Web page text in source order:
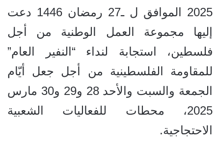
2025 الموافق ل ـ27 رمضان 1446 دعت
إليها مجموعة العمل الوطنية من أجل
فلسطين، استجابة لنداء “النفير العام”
للمقاومة الفلسطينية من أجل جعل أيّام
الجمعة والسبت والأحد 28 و29 و30 مارس
2025، محطات للفعاليات الشعبية
الاحتجاجية.